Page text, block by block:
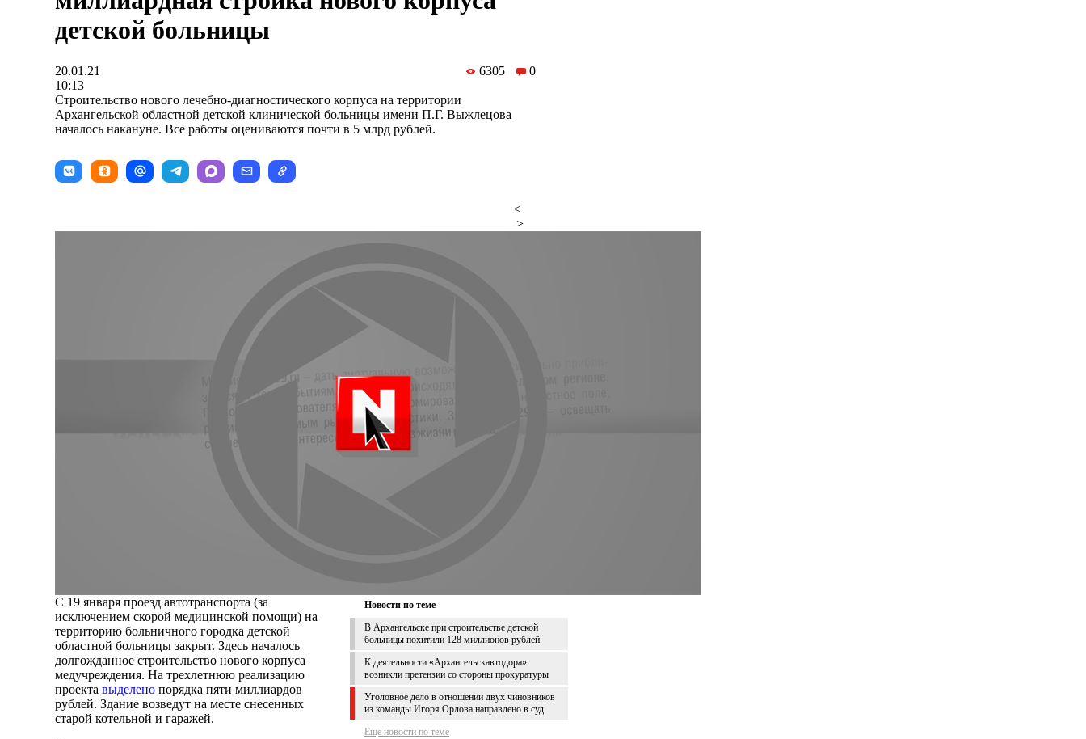
детской больницы
20.01.21
10:13
6305 0
Строительство нового лечебно-диагностического корпуса на территории
Архангельской областной детской клинической больницы имени П.Г. Выжлецова
началось накануне. Все работы оцениваются почти в 5 млрд рублей.
<
>
Новости по теме
В Архангельске при строительстве детской
больницы похитили 128 миллионов рублей
К деятельности «Архангельскавтодора»
возникли претензии со стороны прокуратуры
Уголовное дело в отношении двух чиновников
из команды Игоря Орлова направлено в суд
Еще новости по теме
С 19 января проезд автотранспорта (за
исключением скорой медицинской помощи) на
территорию больничного городка детской
областной больницы закрыт. Здесь началось
долгожданное строительство нового корпуса
медучреждения. На трехлетнюю реализацию
проекта выделено порядка пяти миллиардов
рублей. Здание возведут на месте снесенных
старой котельной и гаражей.